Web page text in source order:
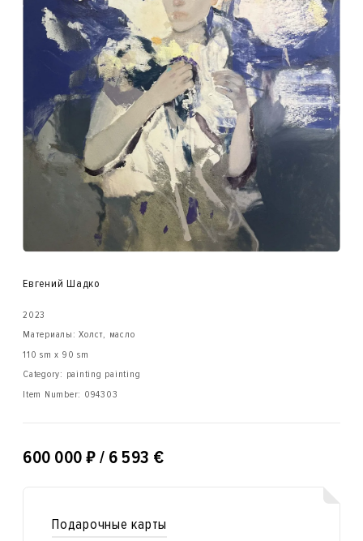
Евгений Шадко
2023
Материалы: Холст, масло
110 sm x 90 sm
Category: painting painting
Item Number: 094303
600 000 ₽ / 6 593 €
Подарочные карты